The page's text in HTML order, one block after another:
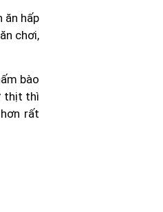
ăn hấp
chơi,
bào
thịt thì
rất